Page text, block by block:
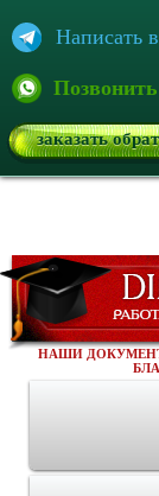
Написать
заказать
НАШИ